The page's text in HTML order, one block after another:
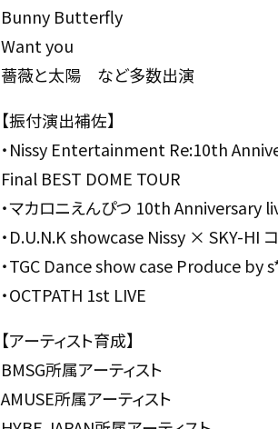
Bunny Butterfly
Want you
薔薇と太陽 など多数出演
【振付演出補佐】
・Nissy Entertainment Re:10th
Final BEST DOME TOUR
・マカロニえんぴつ 10th
・D.U.N.K showcase Nissy × SKY-HI
・TGC Dance show case Produce by
・OCTPATH 1st LIVE
【アーティスト育成】
BMSG所属アーティスト
AMUSE所属アーティスト